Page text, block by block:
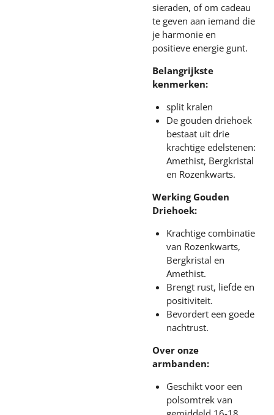
sieraden, of om cadeau
te geven aan iemand die
je harmonie en
positieve energie gunt.
Belangrijkste
kenmerken:
split kralen
De gouden driehoek
bestaat uit drie
krachtige edelstenen:
Amethist, Bergkristal
en Rozenkwarts.
Werking Gouden
Driehoek:
Krachtige combinatie
van Rozenkwarts,
Bergkristal en
Amethist.
Brengt rust, liefde en
positiviteit.
Bevordert een goede
nachtrust.
Over onze
armbanden:
Geschikt voor een
polsomtrek van